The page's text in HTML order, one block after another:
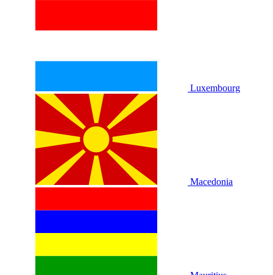
Luxembourg
Macedonia